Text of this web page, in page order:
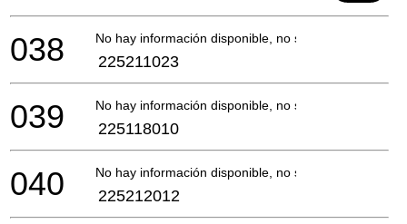
No hay información disponible, no se puede pedir
038 225211023
No hay información disponible, no se puede pedir
039 225118010
No hay información disponible, no se puede pedir
040 225212012